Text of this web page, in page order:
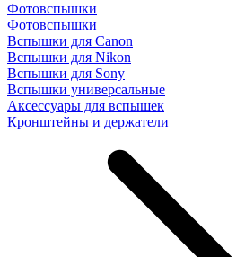
Фотовспышки
Фотовспышки
Вспышки для Canon
Вспышки для Nikon
Вспышки для Sony
Вспышки универсальные
Аксесcуары для вспышек
Кронштейны и держатели